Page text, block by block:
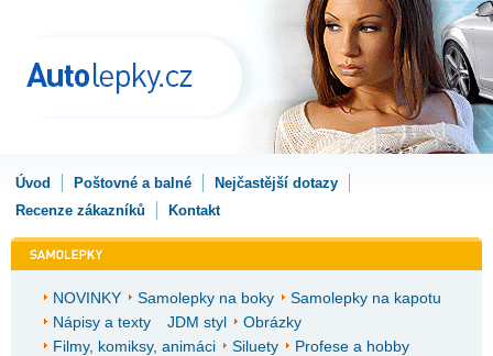
Úvod Poštovné a balné
Nejčastější dotazy
Recenze zákazníků
Kontakt
NOVINKY Samolepky na boky
Samolepky na kapotu
Nápisy a texty
JDM styl
Obrázky
Filmy, komiksy, animáci
Siluety
Profese a hobby